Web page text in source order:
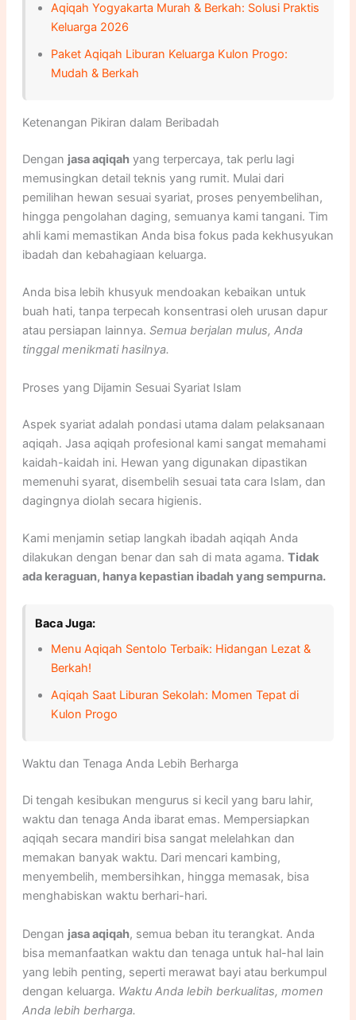
Aqiqah Yogyakarta Murah & Berkah: Solusi Praktis
Keluarga 2026
Paket Aqiqah Liburan Keluarga Kulon Progo:
Mudah & Berkah
Ketenangan Pikiran dalam Beribadah
Dengan jasa aqiqahyang terpercaya, tak perlu lagi
memusingkan detail teknis yang rumit. Mulai dari
pemilihan hewan sesuai syariat, proses penyembelihan,
hingga pengolahan daging, semuanya kami tangani. Tim
ahli kami memastikan Anda bisa fokus pada kekhusyukan
ibadah dan kebahagiaan keluarga.
Anda bisa lebih khusyuk mendoakan kebaikan untuk
buah hati, tanpa terpecah konsentrasi oleh urusan dapur
atau persiapan lainnya. Semua berjalan mulus, Anda
tinggal menikmati hasilnya.
Proses yang Dijamin Sesuai Syariat Islam
Aspek syariat adalah pondasi utama dalam pelaksanaan
aqiqah. Jasa aqiqah profesional kami sangat memahami
kaidah-kaidah ini. Hewan yang digunakan dipastikan
memenuhi syarat, disembelih sesuai tata cara Islam, dan
dagingnya diolah secara higienis.
Kami menjamin setiap langkah ibadah aqiqah Anda
dilakukan dengan benar dan sah di mata agama. Tidak
ada keraguan, hanya kepastian ibadah yang sempurna.
Baca Juga:
Menu Aqiqah Sentolo Terbaik: Hidangan Lezat &
Berkah!
Aqiqah Saat Liburan Sekolah: Momen Tepat di
Kulon Progo
Waktu dan Tenaga Anda Lebih Berharga
Di tengah kesibukan mengurus si kecil yang baru lahir,
waktu dan tenaga Anda ibarat emas. Mempersiapkan
aqiqah secara mandiri bisa sangat melelahkan dan
memakan banyak waktu. Dari mencari kambing,
menyembelih, membersihkan, hingga memasak, bisa
menghabiskan waktu berhari-hari.
Dengan jasa aqiqah, semua beban itu terangkat. Anda
bisa memanfaatkan waktu dan tenaga untuk hal-hal lain
yang lebih penting, seperti merawat bayi atau berkumpul
dengan keluarga. Waktu Anda lebih berkualitas, momen
Anda lebih berharga.